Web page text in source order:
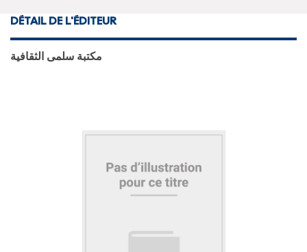
DÉTAIL DE L'ÉDITEUR
مكتبة سلمى الثقافية